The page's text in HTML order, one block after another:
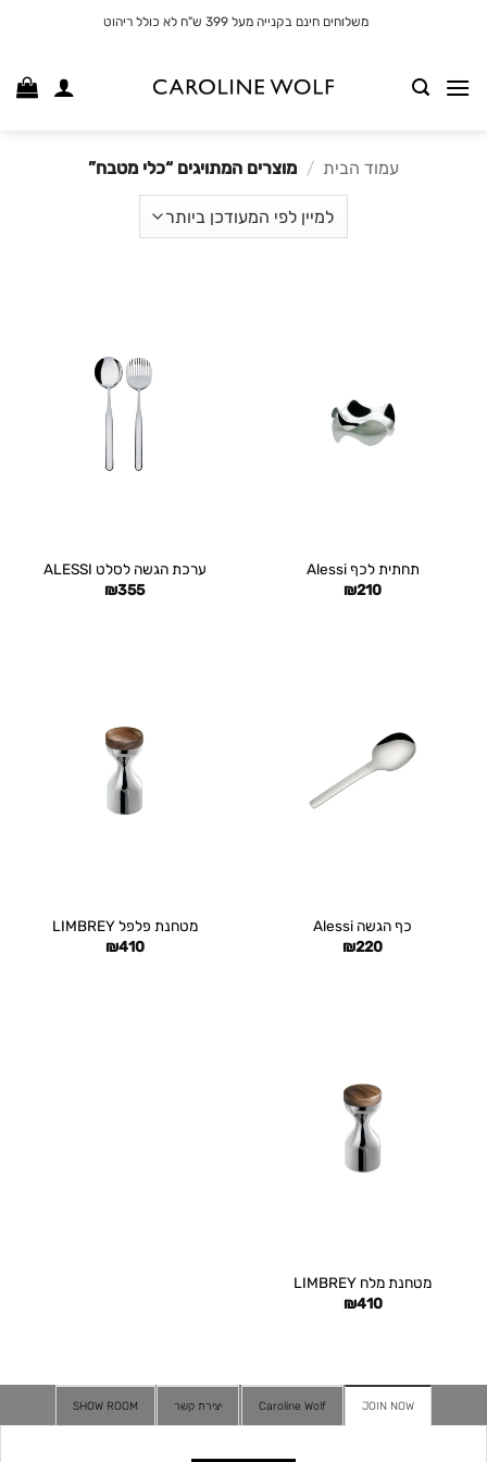
משלוחים חינם בקנייה מעל 399 ש"ח לא כולל ריהוט
עמוד הבית / מוצרים המתויגים “כלי מטבח”
תחתית לכף Alessi
₪210
ערכת הגשה לסלט ALESSI
₪355
כף הגשה Alessi
₪220
מטחנת פלפל LIMBREY
₪410
מטחנת מלח LIMBREY
₪410
JOIN NOW
Caroline Wolf יצירת קשר SHOW ROOM